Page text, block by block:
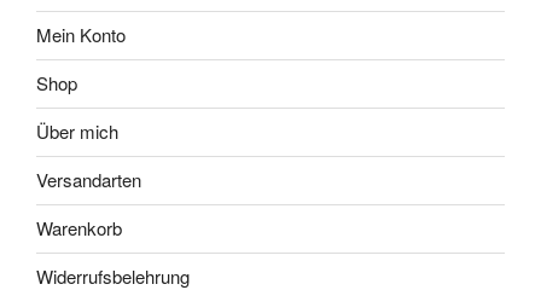
Mein Konto
Shop
Über mich
Versandarten
Warenkorb
Widerrufsbelehrung